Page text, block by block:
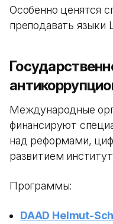
Особенно ценятся
преподавать языки
Международные
финансируют
над реформами,
развитием
Программы:
DAAD Helmut-